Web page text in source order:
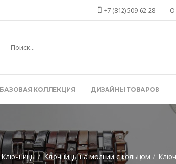
+7 (812) 509-62-28 О
БАЗОВАЯ КОЛЛЕКЦИЯ ДИЗАЙНЫ ТОВАРОВ
Ключницы Ключницы на молнии c кольцом